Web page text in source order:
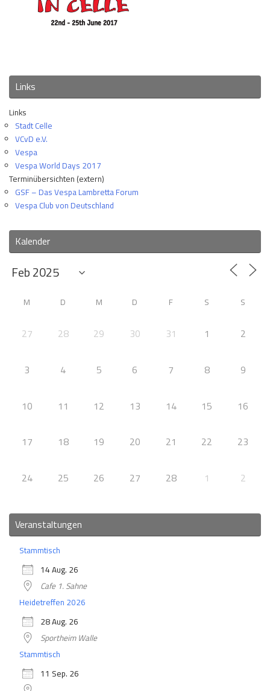
Links
Links
Stadt Celle
VCvD e.V.
Vespa
Vespa World Days 2017
Terminübersichten (extern)
GSF – Das Vespa Lambretta Forum
Vespa Club von Deutschland
Kalender
M D M D F S S
27 28 29 30 31 1 2
3 4 5 6 7 8 9
10 11 12 13 14 15 16
17 18 19 20 21 22 23
24 25 26 27 28 1 2
Veranstaltungen
Stammtisch
14 Aug. 26
Cafe 1. Sahne
Heidetreffen 2026
28 Aug. 26
Sportheim Walle
Stammtisch
11 Sep. 26